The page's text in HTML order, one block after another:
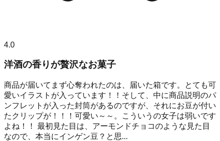
4.0
洋酒の香りが贅沢なお菓子
商品が届いてまず心奪われたのは、届いた箱です。とても可
愛いイラストが入っています！！そして、中に商品説明のパ
ンフレットが入った封筒があるのですが、それにお豆が付い
たクリップが！！！可愛い～～。こういうの女子は弱いです
よね！！ 最初見た目は、アーモンドチョコのような見た目
なので、本当にインゲン豆？と思...